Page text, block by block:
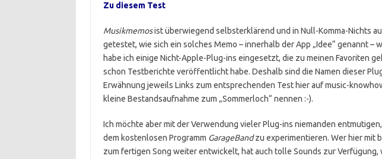
Zu diesem Test
Musikmemosist überwiegend selbsterklärend und in Null-Komma-Nichts
getestet, wie sich ein solches Memo – innerhalb der App „Idee“ genannt –
habe ich einige Nicht-Apple-Plug-ins eingesetzt, die zu meinen Favoriten
schon Testberichte veröffentlicht habe. Deshalb sind die Namen dieser
Erwähnung jeweils Links zum entsprechenden Test hier auf music-
kleine Bestandsaufnahme zum „Sommerloch“ nennen :-).
Ich möchte aber mit der Verwendung vieler Plug-ins niemanden
dem kostenlosen Programm GarageBandzu experimentieren. Wer hier mit
zum fertigen Song weiter entwickelt, hat auch tolle Sounds zur Verfügung,